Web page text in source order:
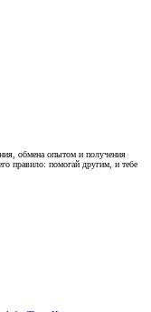
обмена опытом и получения
правило: помогай другим, и тебе